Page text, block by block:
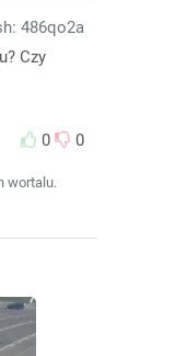
486qo2a
Czy
0
0
wortalu.